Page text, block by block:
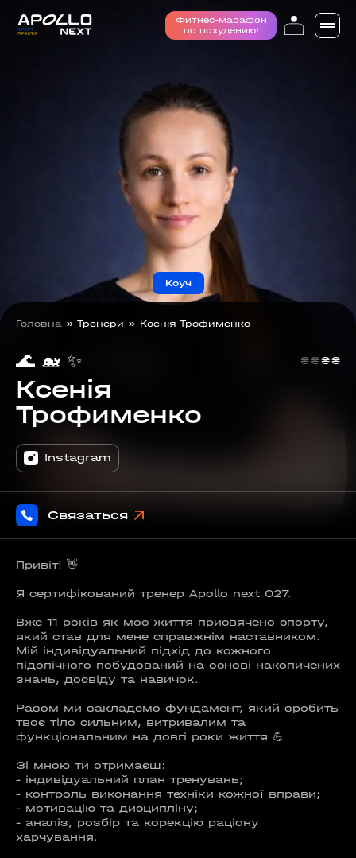
Фитнес-марафон
по похудению!
Коуч
Головна » Тренери » Ксенія Трофименко
🌊 🐋 ✨ ₴
₴
₴
₴
Ксенія
Трофименко
Instagram
Связаться
Привіт! 👋
Я сертифікований тренер Apollo next 027.
Вже 11 років як моє життя присвячено спорту,
який став для мене справжнім наставником.
Мій індивідуальний підхід до кожного
підопічного побудований на основі накопичених
знань, досвіду та навичок.
Разом ми закладемо фундамент, який зробить
твоє тіло сильним, витривалим та
функціональним на довгі роки життя 💪
Зі мною ти отримаєш:
- індивідуальний план тренувань;
- контроль виконання техніки кожної вправи;
- мотивацію та дисципліну;
- аналіз, розбір та корекцію раціону
харчування.